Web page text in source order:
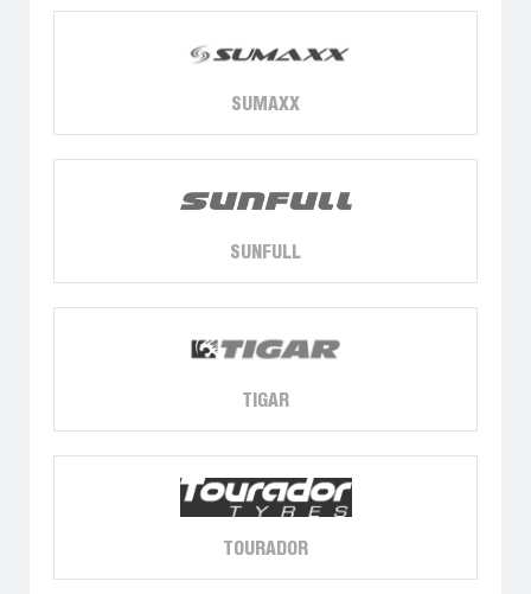
SUMAXX
SUNFULL
TIGAR
TOURADOR